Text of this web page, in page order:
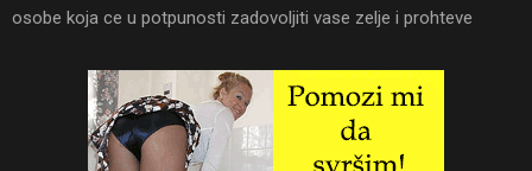
osobe koja ce u potpunosti zadovoljiti vase zelje i prohteve